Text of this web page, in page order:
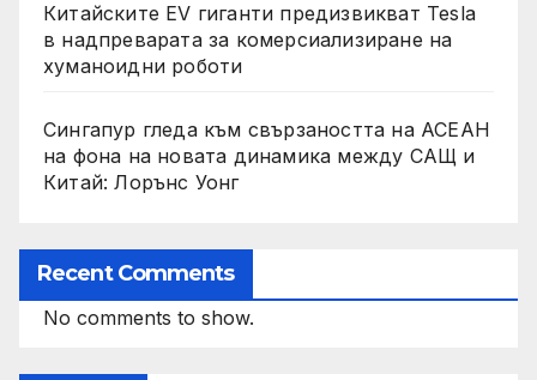
Китайските EV гиганти предизвикват Tesla
в надпреварата за комерсиализиране на
хуманоидни роботи
Сингапур гледа към свързаността на АСЕАН
на фона на новата динамика между САЩ и
Китай: Лорънс Уонг
Recent Comments
No comments to show.